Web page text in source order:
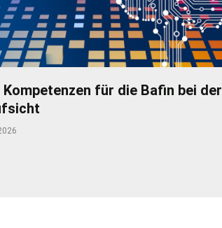
Kompetenzen für die Bafin bei der